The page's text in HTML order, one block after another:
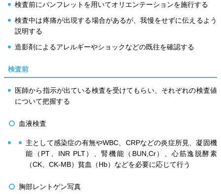
検査前にパンフレットを用いてオリエンテーションを施行する
検査中は疼痛が出現する場合があるが、我慢をせずに伝えるよう
説明する
造影剤によるアレルギーやショックなどの既往を確認する
検査前
医師から指示が出ている検査を受けてもらい、それぞれの検査値
について把握する
血液検査
主として感染症の有無やWBC、CRPなどの炎症所見、凝固機
能（PT、INR PLT）、腎機能（BUN,Cr）、心筋逸脱酵素
（CK、CK‐MB）貧血（Hb）などを必要に応じて行う
胸部レントゲン写真